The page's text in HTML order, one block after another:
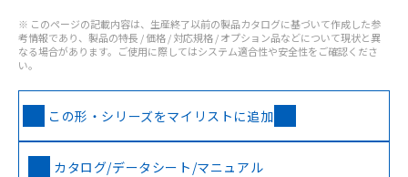
※ このページの記載内容は、生産終了以前の製品カタログに基づいて作成した参
考情報であり、製品の特長 / 価格 / 対応規格 / オプション品などについて現状と異
なる場合があります。ご使用に際してはシステム適合性や安全性をご確認くださ
い。
この形・シリーズをマイリストに追加
カタログ/データシート/マニュアル